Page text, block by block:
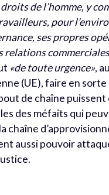
de l’homme, y
pour
ses propres
relations
«de toute urgence»,
(UE), faire en sorte
de chaîne
des méfaits qui
chaîne
aussi pouvoir